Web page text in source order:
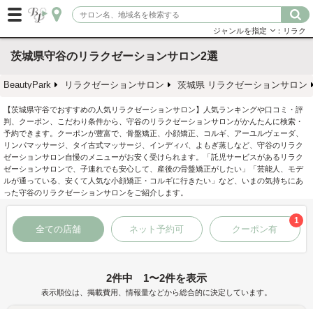
ジャンルを指定 ：リラク
茨城県守谷のリラクゼーションサロン2選
BeautyPark リラクゼーションサロン 茨城県 リラクゼーションサロン
【茨城県守谷でおすすめの人気リラクゼーションサロン】人気ランキングや口コミ・評
判、クーポン、こだわり条件から、守谷のリラクゼーションサロンがかんたんに検索・
予約できます。クーポンが豊富で、骨盤矯正、小顔矯正、コルギ、アーユルヴェーダ、
リンパマッサージ、タイ古式マッサージ、インディバ、よもぎ蒸しなど、守谷のリラク
ゼーションサロン自慢のメニューがお安く受けられます。「託児サービスがあるリラク
ゼーションサロンで、子連れでも安心して、産後の骨盤矯正がしたい」「芸能人、モデ
ルが通っている、安くて人気な小顔矯正・コルギに行きたい」など、いまの気持ちにあ
った守谷のリラクゼーションサロンをご紹介します。
全ての店舗 ネット予約可 クーポン有
1
2件中 1〜2件を表示
表示順位は、掲載費用、情報量などから総合的に決定しています。